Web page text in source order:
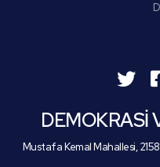
DEMOKRASİ
Mustafa Kemal Mahallesi,